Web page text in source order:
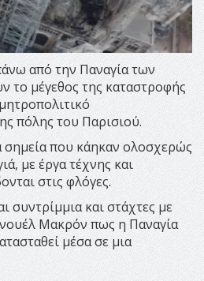
από την Παναγία των
το μέγεθος της καταστροφής
πόλης του Παρισιού.
που κάηκαν ολοσχερώς
με έργα τέχνης και
στις φλόγες.
συντρίμμια και στάχτες με
Μακρόν πως η Παναγία
μέσα σε μια